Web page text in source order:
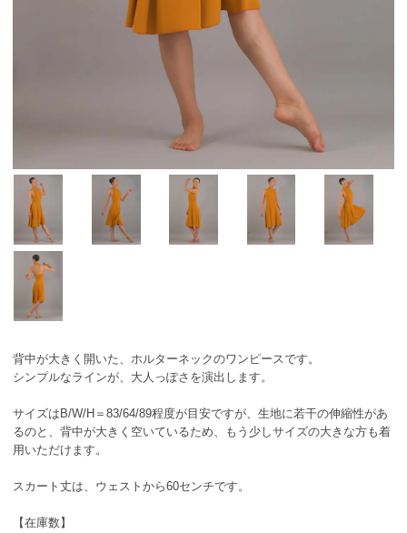
背中が大きく開いた、ホルターネックのワンピースです。
シンプルなラインが、大人っぽさを演出します。
サイズはB/W/H＝83/64/89程度が目安ですが、生地に若干の伸縮性があ
るのと、背中が大きく空いているため、もう少しサイズの大きな方も着
用いただけます。
スカート丈は、ウェストから60センチです。
【在庫数】